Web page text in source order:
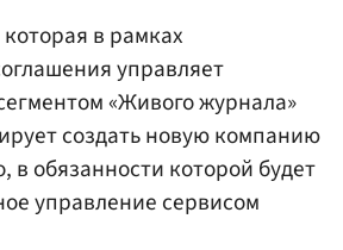
в рамках
управляет
«Живого журнала»
создать новую компанию
в обязанности которой будет
управление сервисом